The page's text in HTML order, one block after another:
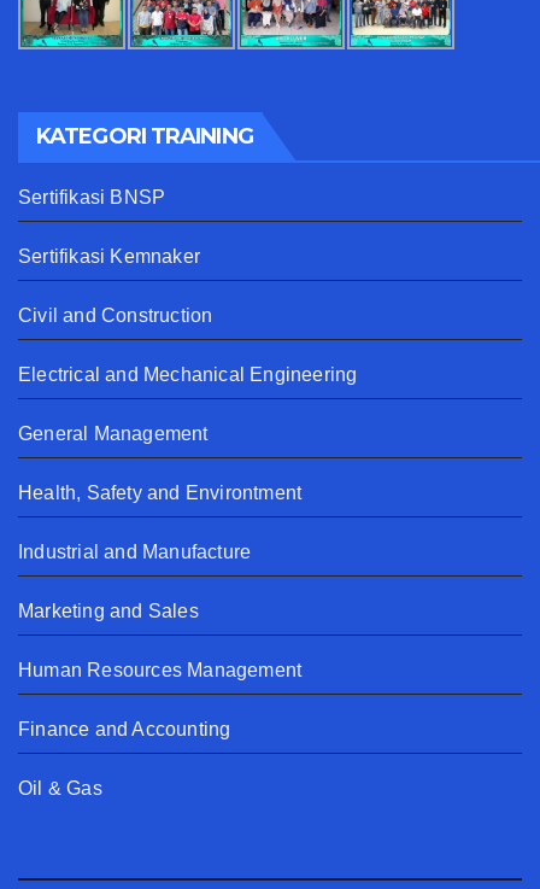
KATEGORI TRAINING
Sertifikasi BNSP
Sertifikasi Kemnaker
Civil and Construction
Electrical and Mechanical Engineering
General Management
Health, Safety and Environtment
Industrial and Manufacture
Marketing and Sales
Human Resources Management
Finance and Accounting
Oil & Gas